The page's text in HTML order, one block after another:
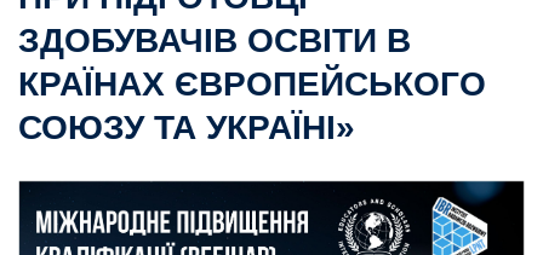
ЗДОБУВАЧІВ ОСВІТИ В
КРАЇНАХ ЄВРОПЕЙСЬКОГО
СОЮЗУ ТА УКРАЇНІ»